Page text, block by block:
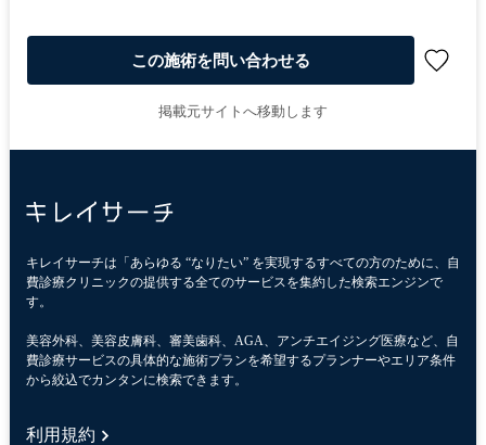
この施術を問い合わせる
掲載元サイトへ移動します
キレイサーチは「あらゆる “なりたい” を実現するすべての方のために、自
費診療クリニックの提供する全てのサービスを集約した検索エンジンで
す。
美容外科、美容皮膚科、審美歯科、AGA、アンチエイジング医療など、自
費診療サービスの具体的な施術プランを希望するプランナーやエリア条件
から絞込でカンタンに検索できます。
利用規約